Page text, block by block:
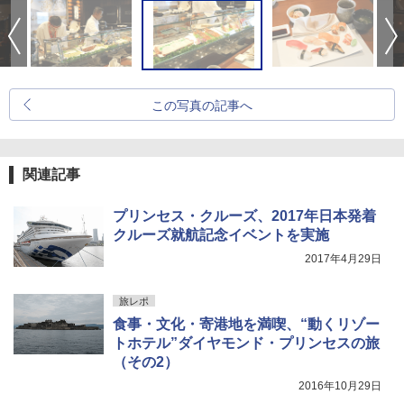
この写真の記事へ
関連記事
プリンセス・クルーズ、2017年日本発着
クルーズ就航記念イベントを実施
2017年4月29日
旅レポ
食事・文化・寄港地を満喫、“動くリゾー
トホテル”ダイヤモンド・プリンセスの旅
（その2）
2016年10月29日